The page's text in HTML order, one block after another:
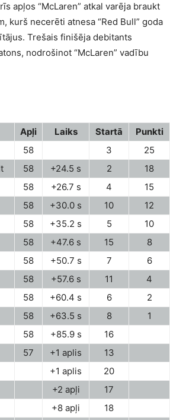
apļos “McLaren” atkal varēja braukt
kurš necerēti atnesa “Red Bull” goda
Trešais finišēja debitants
nodrošinot “McLaren” vadību
Apļi Laiks Startā
Punkti
58 3
25
58 +24.5 s 2
18
58 +26.7 s 4
15
58 +30.0 s 10
12
58 +35.2 s 5
10
58 +47.6 s 15
8
58 +50.7 s 7
6
58 +57.6 s 11
4
58 +60.4 s 6
2
58 +63.5 s 8
1
58 +85.9 s
16
57 +1 aplis
13
+1 aplis
20
+2 apļi
17
+8 apļi
18